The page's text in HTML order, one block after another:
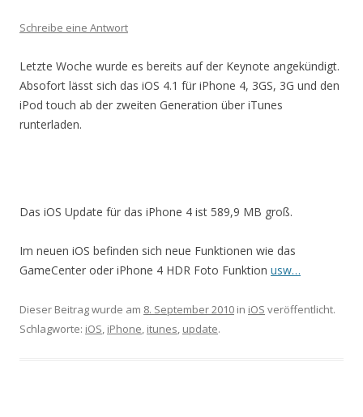
Schreibe eine Antwort
Letzte Woche wurde es bereits auf der Keynote angekündigt.
Absofort lässt sich das iOS 4.1 für iPhone 4, 3GS, 3G und den
iPod touch ab der zweiten Generation über iTunes
runterladen.
Das iOS Update für das iPhone 4 ist 589,9 MB groß.
Im neuen iOS befinden sich neue Funktionen wie das
GameCenter oder iPhone 4 HDR Foto Funktion usw…
Dieser Beitrag wurde am 8. September 2010 in iOS veröffentlicht.
Schlagworte: iOS, iPhone, itunes, update.